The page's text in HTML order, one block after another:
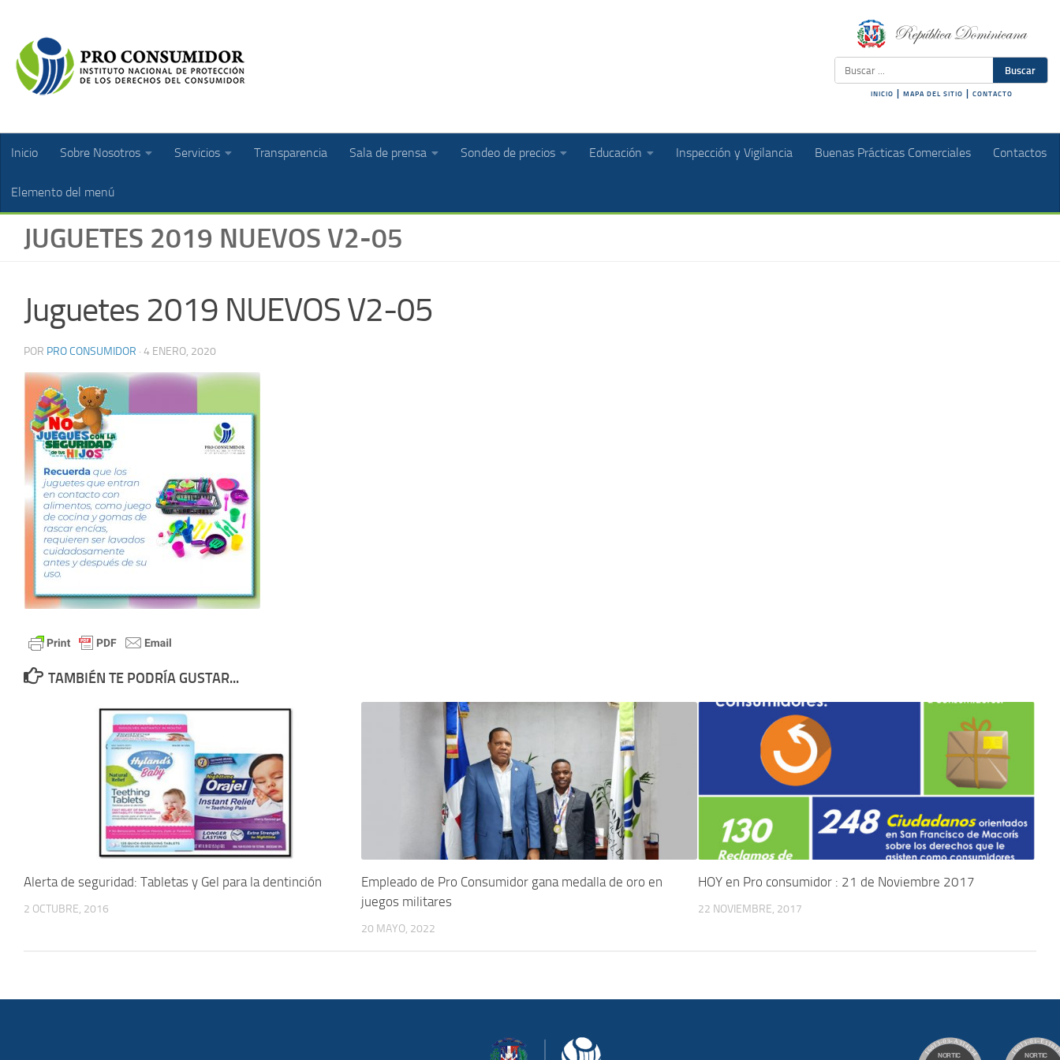
Buscar
INICIO MAPA DEL SITIO CONTACTO
Inicio Sobre Nosotros Servicios Transparencia Sala de prensa Sondeo de precios Educación Inspección y Vigilancia Buenas Prácticas Comerciales Contactos
Elemento del menú
JUGUETES 2019 NUEVOS V2-05
Juguetes 2019 NUEVOS V2-05
POR PRO CONSUMIDOR · 4 ENERO, 2020
TAMBIÉN TE PODRÍA GUSTAR...
Alerta de seguridad: Tabletas y Gel para la dentinción
2 OCTUBRE, 2016
Empleado de Pro Consumidor gana medalla de oro en
juegos militares
20 MAYO, 2022
HOY en Pro consumidor : 21 de Noviembre 2017
22 NOVIEMBRE, 2017